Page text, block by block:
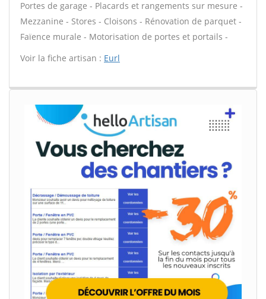
Portes de garage - Placards et rangements sur mesure -
Mezzanine - Stores - Cloisons - Rénovation de parquet -
Faïence murale - Motorisation de portes et portails -
Voir la fiche artisan : Eurl